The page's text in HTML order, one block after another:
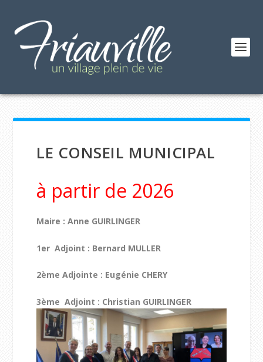
LE CONSEIL MUNICIPAL
à partir de 2026
Maire : Anne GUIRLINGER
1er Adjoint : Bernard MULLER
2ème Adjointe : Eugénie CHERY
3ème Adjoint : Christian GUIRLINGER